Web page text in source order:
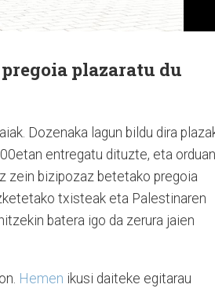
plazaratu du
Dozenaka lagun bildu dira
entregatu dituzte, eta orduan
zein bizipozaz betetako pregoia
txisteak eta Palestinaren
batera igo da zerura jaien
Hemen ikusi daiteke egitarau